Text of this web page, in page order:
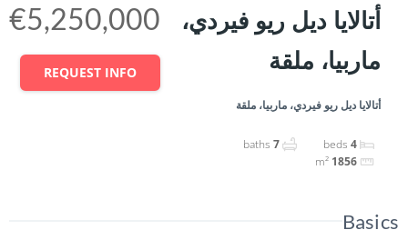
أتالايا ديل ريو فيردي،
ماربيا، ملقة
أتالايا ديل ريو فيردي، ماربيا، ملقة
4
beds
7
baths
1856
m²
€5,250,000
REQUEST INFO
Basics